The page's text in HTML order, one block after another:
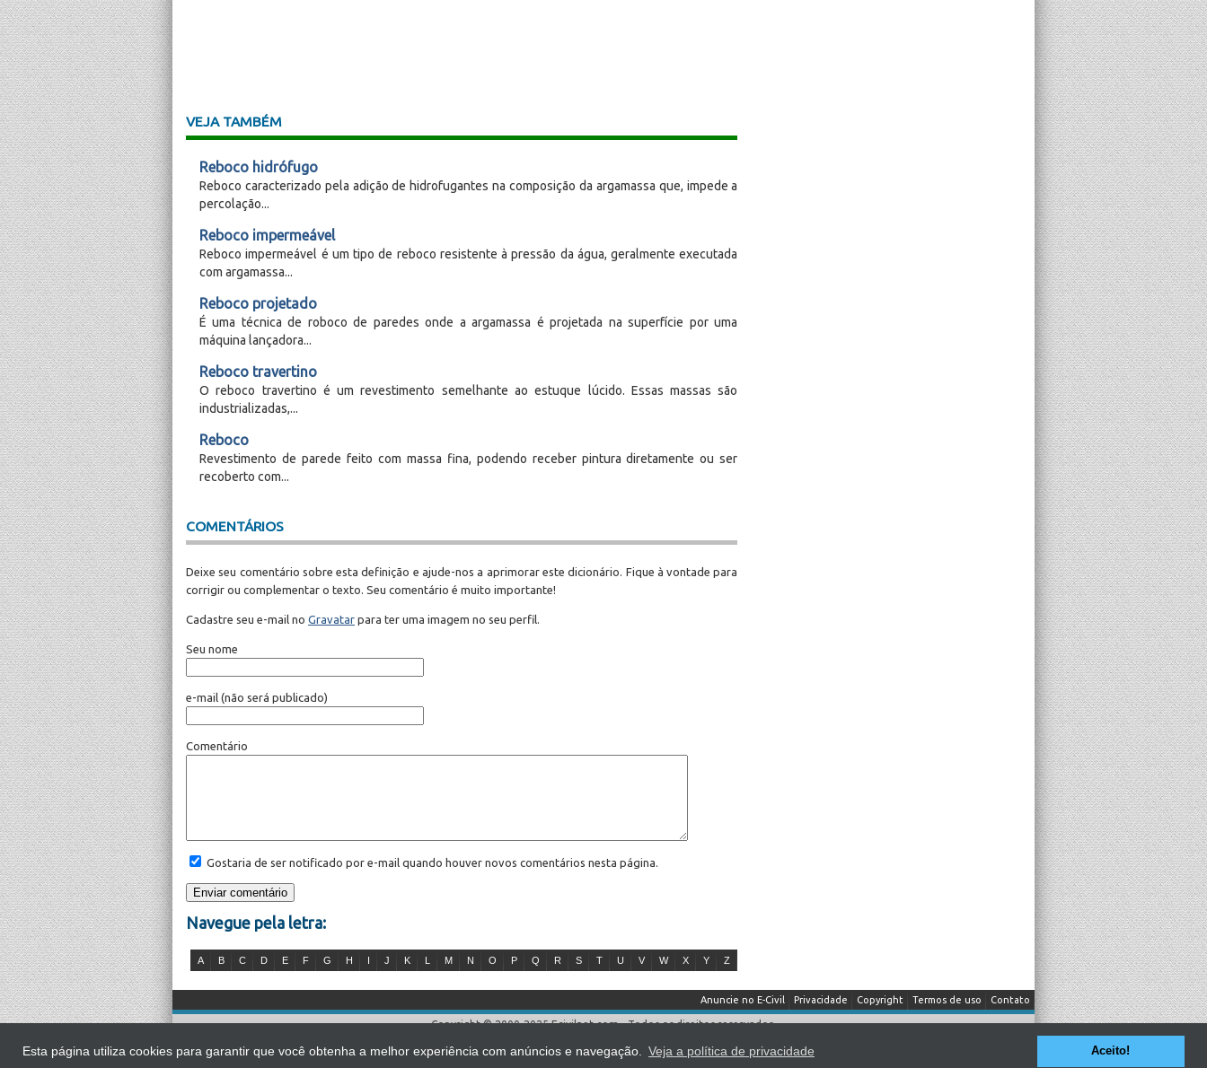
Esta página utiliza cookies para garantir que você obtenha a melhor experiência com anúncios e navegação. Veja a política de privacidade Aceito!
VEJA TAMBÉM
Reboco hidrófugo
Reboco caracterizado pela adição de hidrofugantes na composição da argamassa que, impede a
percolação...
Reboco impermeável
Reboco impermeável é um tipo de reboco resistente à pressão da água, geralmente executada
com argamassa...
Reboco projetado
É uma técnica de roboco de paredes onde a argamassa é projetada na superfície por uma
máquina lançadora...
Reboco travertino
O reboco travertino é um revestimento semelhante ao estuque lúcido. Essas massas são
industrializadas,...
Reboco
Revestimento de parede feito com massa fina, podendo receber pintura diretamente ou ser
recoberto com...
COMENTÁRIOS
Deixe seu comentário sobre esta definição e ajude-nos a aprimorar este dicionário. Fique à vontade para
corrigir ou complementar o texto. Seu comentário é muito importante!
Cadastre seu e-mail no Gravatar para ter uma imagem no seu perfil.
Seu nome
e-mail (não será publicado)
Comentário
Gostaria de ser notificado por e-mail quando houver novos comentários nesta página.
Navegue pela letra:
A B C D E F G H I J K L M N O P Q R S T U V W X Y Z
Contato
Termos de uso
Copyright
Privacidade
Anuncie no E-Civil
Copyright © 2000-2025 Ecivilnet.com - Todos os direitos reservados.